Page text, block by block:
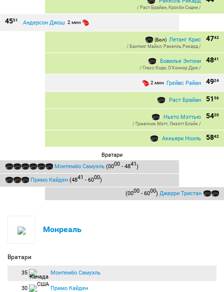
/ Раст Брайан, Кросби Сидни /
4551 Андерсон Джош 2 мин
4742
(Бол) Летанг Крис
/ Бантинг Майкл, Ракелль Рикард /
4841
Бовилье Энтони
/ Гласс Коди, О'Коннор Дрю /
4924
2 мин Грейвс Райан
51 56
Раст Брайан
5420
Ньето Мэттью
/ Гржелчик Мэтт, Лизотт Блэйк /
5842
Аккьяри Ноэль
Вратари
Монтембо Самуэль (0000 - 4841)
Примо Кайден (4841 - 6000)
(0000 - 6000) Джерри Тристан
Монреаль
Вратари
35 Монтембо Самуэль
30 Примо Кайден